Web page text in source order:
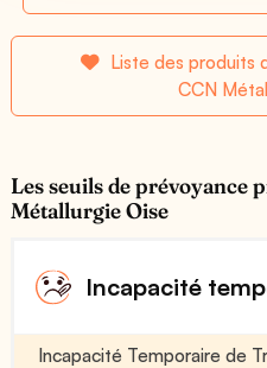
Liste des produits
CCN
Les seuils de prévoyance
Métallurgie Oise
Incapacité
Incapacité Temporaire de